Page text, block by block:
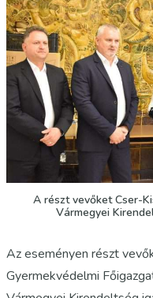
A részt vevőket Cser-
Vármegyei
Az eseményen részt
Gyermekvédelmi